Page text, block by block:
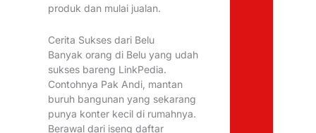
produk dan mulai jualan.
Cerita Sukses dari Belu
Banyak orang di Belu yang udah
sukses bareng LinkPedia.
Contohnya Pak Andi, mantan
buruh bangunan yang sekarang
punya konter kecil di rumahnya.
Berawal dari iseng daftar